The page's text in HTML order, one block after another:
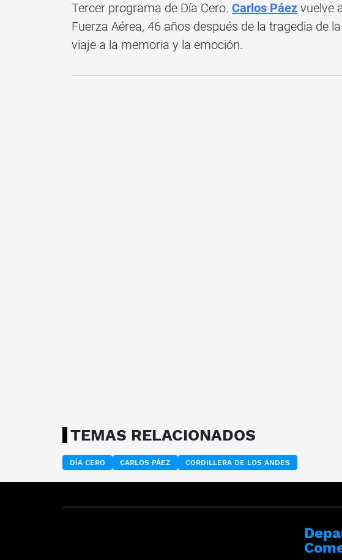
Tercer programa de Día Cero. Carlos Páez vuelve
Fuerza Aérea, 46 años después de la tragedia de la
viaje a la memoria y la emoción.
TEMAS RELACIONADOS
DÍA CERO CARLOS PÁEZ CORDILLERA DE LOS ANDES